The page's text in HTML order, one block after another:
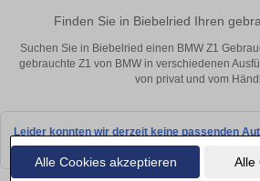
Alle Cookies akzeptieren Alle
Finden Sie in Biebelried Ihren
Suchen Sie in Biebelried einen BMW Z1
gebrauchte Z1 von BMW in verschiedenen
von privat und vom
Leider konnten wir derzeit keine passenden
bald wieder vorbei!